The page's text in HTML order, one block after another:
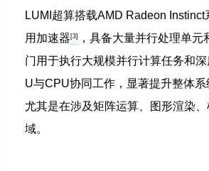
LUMI超算搭载AMD Radeon
用加速器 [3]
，具备大量并行处理单元
门用于执行大规模并行计算任务和
U与CPU协同工作，显著提升整体系
尤其是在涉及矩阵运算、图形渲染
域。